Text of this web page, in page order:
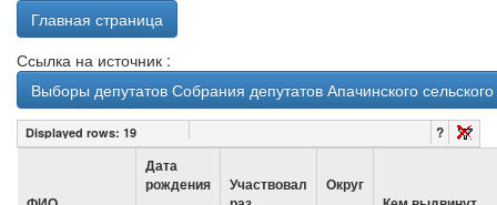
Главная страница
Ссылка на источник :
Выборы депутатов Собрания депутатов Апачинского
Displayed rows: 19 ?
Дата
рождения
Участвовал
Округ